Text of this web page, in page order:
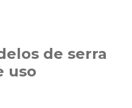
de serra
uso